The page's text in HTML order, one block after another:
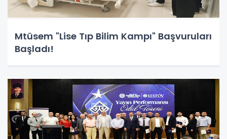
Mtüsem "Lise Tıp Bilim Kampı" Başvuruları
Başladı!